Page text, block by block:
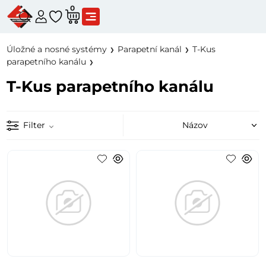
0
Úložné a nosné systémy Parapetní kanál
T-Kus
parapetního kanálu
T-Kus parapetního kanálu
Filter